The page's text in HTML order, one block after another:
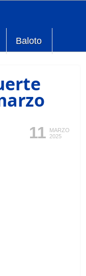
Baloto
11
MARZO
2025